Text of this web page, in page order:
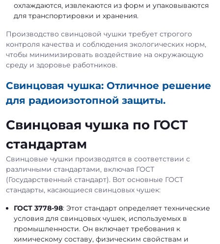
охлаждаются, извлекаются из форм и упаковываются
для транспортировки и хранения.
Производство свинцовой чушки требует строгого
контроля качества и соблюдения экологических норм,
чтобы минимизировать воздействие на окружающую
среду и здоровье работников.
Свинцовая чушка: Отличное решение
для радиоизотопной защиты.
Свинцовая чушка по ГОСТ
стандартам
Свинцовые чушки производятся в соответствии с
различными стандартами, включая ГОСТ
(Государственный стандарт). Вот основные ГОСТ
стандарты, касающиеся свинцовых чушек:
ГОСТ 3778-98: Этот стандарт определяет технические
условия для свинцовых чушек, используемых в
промышленности. Он включает требования к
химическому составу, физическим свойствам и